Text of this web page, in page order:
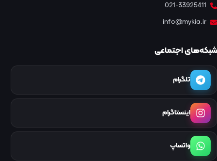
021-33925411
info@mykia.ir
شبکه‌های اجتماعی
تلگرام
اینستاگرام
واتساپ